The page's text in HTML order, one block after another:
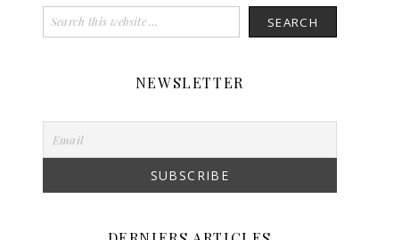
NEWSLETTER